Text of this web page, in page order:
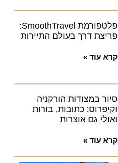
פלטפורמת SmoothTravel:
פריצת דרך בעולם התיירות
קרא עוד »
סיור במצודות הורקניה
וקיפרוס: כתובות, בורות
ואולי גם אוצרות
קרא עוד »